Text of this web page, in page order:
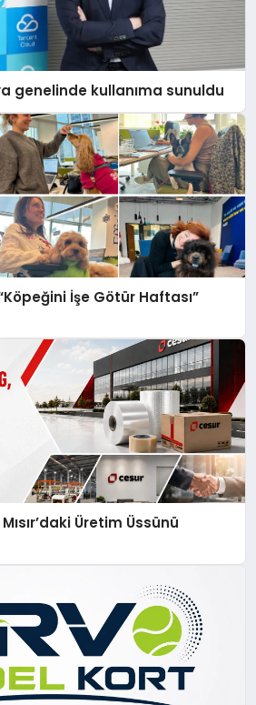
genelinde kullanıma sunuldu
İşe Götür Haftası”
Üretim Üssünü